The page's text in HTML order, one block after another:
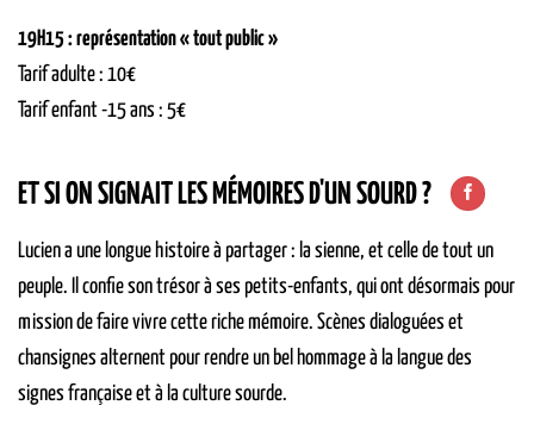
19H15 : représentation « tout public »
Tarif adulte : 10€
Tarif enfant -15 ans : 5€
ET SI ON SIGNAIT LES MÉMOIRES D'UN SOURD ?
Lucien a une longue histoire à partager : la sienne, et celle de tout un
peuple. Il confie son trésor à ses petits-enfants, qui ont désormais pour
mission de faire vivre cette riche mémoire. Scènes dialoguées et
chansignes alternent pour rendre un bel hommage à la langue des
signes française et à la culture sourde.